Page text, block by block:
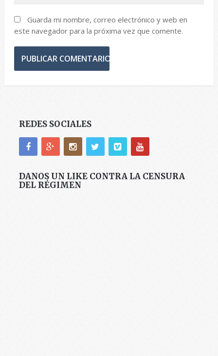
Guarda mi nombre, correo electrónico y web en
este navegador para la próxima vez que comente.
REDES SOCIALES
DANOS UN LIKE CONTRA LA CENSURA
DEL RÉGIMEN